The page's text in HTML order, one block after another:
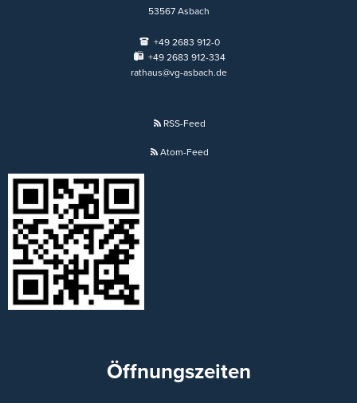
53567 Asbach
+49 2683 912-0
+49 2683 912-334
rathaus@vg-asbach.de
RSS-Feed
Atom-Feed
Öffnungszeiten